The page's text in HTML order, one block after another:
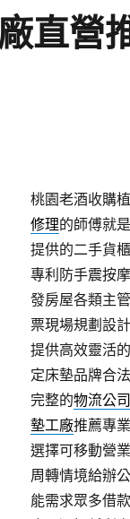
直營
桃園老酒收購
修理的師傅就
提供的二手貨
專利防手震按
發房屋各類主
票現場規劃設
提供高效靈活
定床墊品牌合
完整的物流公司
墊工廠推薦專
選擇可移動營
周轉情境給辦
能需求眾多借